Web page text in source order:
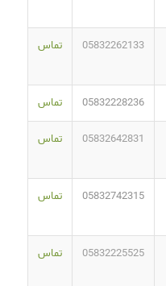
05832262133 تماس
05832228236 تماس
05832642831 تماس
05832742315 تماس
05832225525 تماس